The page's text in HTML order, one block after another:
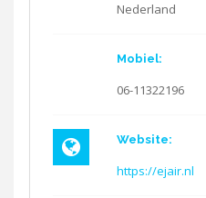
Nederland
Mobiel:
06-11322196
Website:
https://ejair.nl